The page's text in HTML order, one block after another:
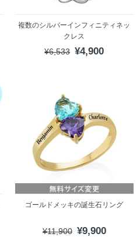
複数のシルバーインフィニティネッ
クレス
¥6,533 ¥4,900
ゴールドメッキの誕生石リング
¥11,900 ¥9,900